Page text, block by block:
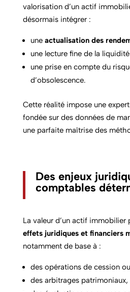
valorisation d’un actif
désormais intégrer :
une actualisation des
une lecture fine de la
une prise en compte du
d’obsolescence.
Cette réalité impose une
fondée sur des données de
une parfaite maîtrise des
Des enjeux
comptables
La valeur d’un actif immobilier
effets juridiques et financiers
notamment de base à :
des opérations de cession
des arbitrages patrimoniaux,